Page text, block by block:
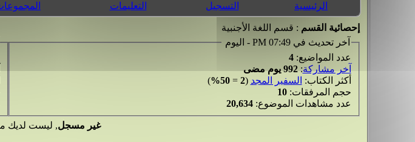
الرئيسية التسجيل التعليمات
إحصائية القسم : قسم اللغة الأجنبية
آخر تحديث في 07:49 PM - اليوم
عدد المواضيع:4
آخر مشاركة:992 يوم مضى
أكثر الكتاب: السفير المجد (
2
=
50%
)
حجم المرفقات:10
عدد مشاهدات الموضوع:20,634
غير مسجل, ليست لديك